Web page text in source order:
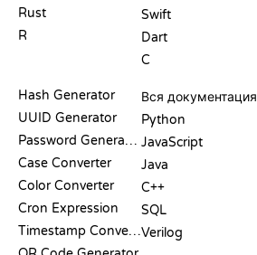
Rust
R
Swift
Dart
C
Hash Generator
UUID Generator
Password Generator
Case Converter
Color Converter
Cron Expression
Timestamp Converter
Вся документация
Python
JavaScript
Java
C++
SQL
Verilog